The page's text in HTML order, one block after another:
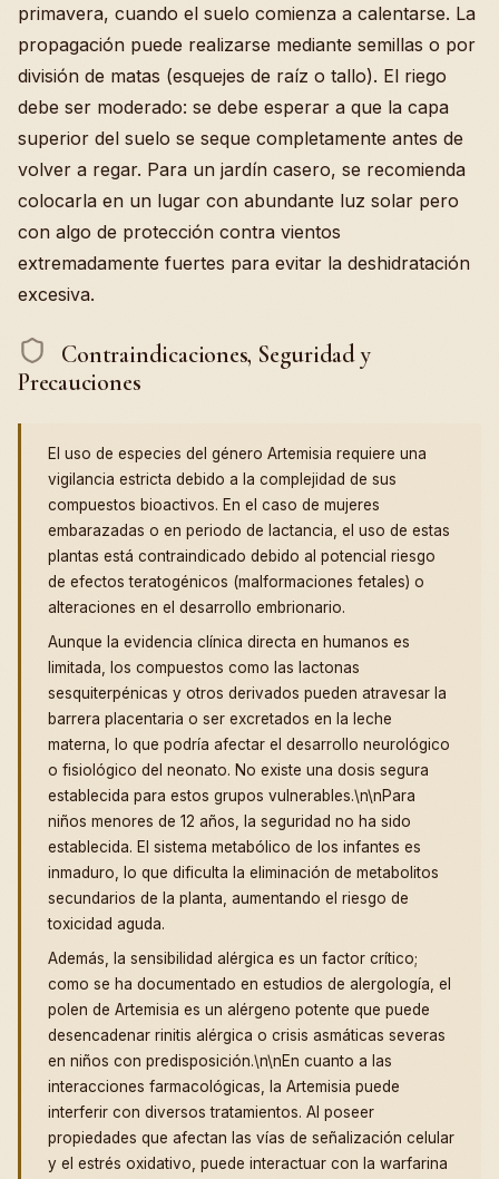
primavera, cuando el suelo comienza a calentarse. La
propagación puede realizarse mediante semillas o por
división de matas (esquejes de raíz o tallo). El riego
debe ser moderado: se debe esperar a que la capa
superior del suelo se seque completamente antes de
volver a regar. Para un jardín casero, se recomienda
colocarla en un lugar con abundante luz solar pero
con algo de protección contra vientos
extremadamente fuertes para evitar la deshidratación
excesiva.
Contraindicaciones, Seguridad y
Precauciones
El uso de especies del género Artemisia requiere una
vigilancia estricta debido a la complejidad de sus
compuestos bioactivos. En el caso de mujeres
embarazadas o en periodo de lactancia, el uso de estas
plantas está contraindicado debido al potencial riesgo
de efectos teratogénicos (malformaciones fetales) o
alteraciones en el desarrollo embrionario.
Aunque la evidencia clínica directa en humanos es
limitada, los compuestos como las lactonas
sesquiterpénicas y otros derivados pueden atravesar la
barrera placentaria o ser excretados en la leche
materna, lo que podría afectar el desarrollo neurológico
o fisiológico del neonato. No existe una dosis segura
establecida para estos grupos vulnerables.\n\nPara
niños menores de 12 años, la seguridad no ha sido
establecida. El sistema metabólico de los infantes es
inmaduro, lo que dificulta la eliminación de metabolitos
secundarios de la planta, aumentando el riesgo de
toxicidad aguda.
Además, la sensibilidad alérgica es un factor crítico;
como se ha documentado en estudios de alergología, el
polen de Artemisia es un alérgeno potente que puede
desencadenar rinitis alérgica o crisis asmáticas severas
en niños con predisposición.\n\nEn cuanto a las
interacciones farmacológicas, la Artemisia puede
interferir con diversos tratamientos. Al poseer
propiedades que afectan las vías de señalización celular
y el estrés oxidativo, puede interactuar con la warfarina